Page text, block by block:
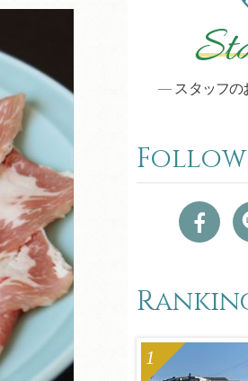
スタッフの
Follow